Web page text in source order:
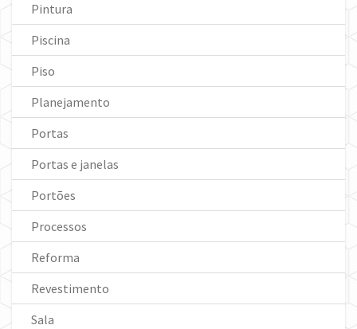
Pintura
Piscina
Piso
Planejamento
Portas
Portas e janelas
Portões
Processos
Reforma
Revestimento
Sala